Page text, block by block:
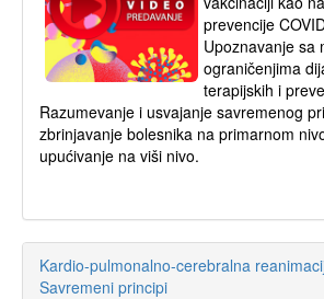
prevencije
Upoznavanje sa
ograničenjima
terapijskih i
Razumevanje i usvajanje savremenog
zbrinjavanje bolesnika na primarnom
upućivanje na viši nivo.
Kardio-pulmonalno-cerebralna
Savremeni principi